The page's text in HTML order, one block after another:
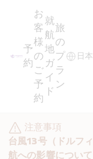
予
約
お
客
様
の
ご
予
約
就
航
地
ガ
イ
ド
旅
の
プ
ラ
ン
注意事項
台風13号（ドルフ
航への影響について